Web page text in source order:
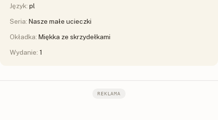
Język: pl
Seria: Nasze małe ucieczki
Okładka: Miękka ze skrzydełkami
Wydanie: 1
REKLAMA